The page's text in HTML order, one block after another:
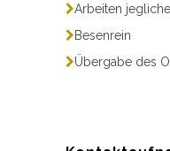
Arbeiten
Besenrein
Übergabe des